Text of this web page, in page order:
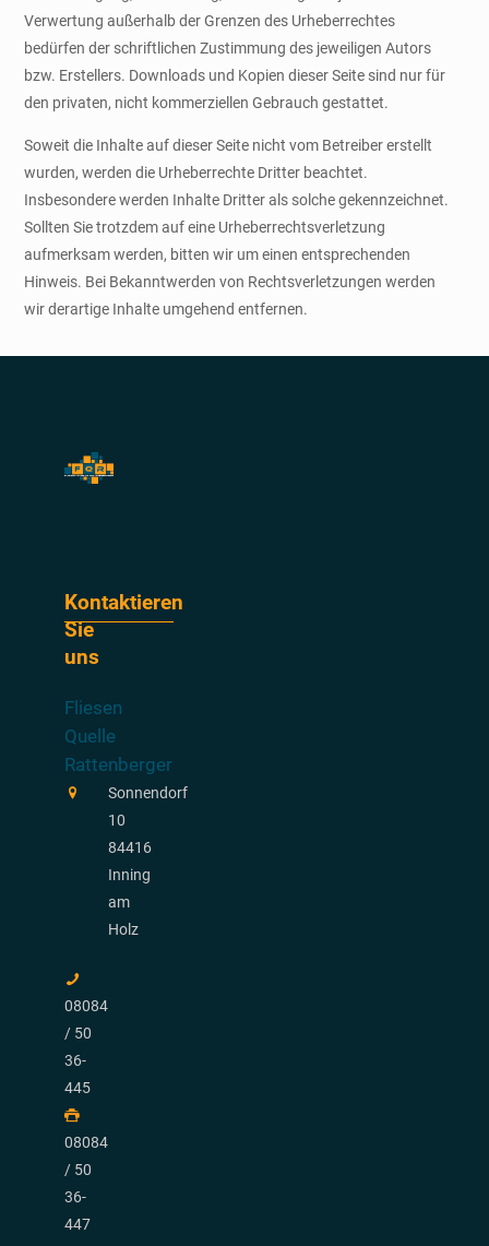
Verwertung außerhalb der Grenzen des Urheberrechtes
bedürfen der schriftlichen Zustimmung des jeweiligen Autors
bzw. Erstellers. Downloads und Kopien dieser Seite sind nur für
den privaten, nicht kommerziellen Gebrauch gestattet.
Soweit die Inhalte auf dieser Seite nicht vom Betreiber erstellt
wurden, werden die Urheberrechte Dritter beachtet.
Insbesondere werden Inhalte Dritter als solche gekennzeichnet.
Sollten Sie trotzdem auf eine Urheberrechtsverletzung
aufmerksam werden, bitten wir um einen entsprechenden
Hinweis. Bei Bekanntwerden von Rechtsverletzungen werden
wir derartige Inhalte umgehend entfernen.
Kontaktieren
Sie
uns
Fliesen
Quelle
Rattenberger
Sonnendorf
10
84416
Inning
am
Holz
08084
/ 50
36-
445
08084
/ 50
36-
447